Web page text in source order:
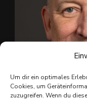
Um dir ein optimales
Cookies, um
zuzugreifen. Wenn du